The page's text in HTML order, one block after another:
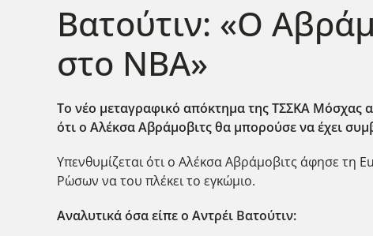
Βατούτιν: «Ο
στο NBA»
Το νέο μεταγραφικό απόκτημα της ΤΣΣΚΑ Μόσχας
ότι ο Αλέκσα Αβράμοβιτς θα μπορούσε να έχει
Υπενθυμίζεται ότι ο Αλέκσα Αβράμοβιτς άφησε τη
Ρ΄ωσων να του πλέκει το εγκώμιο.
Αναλυτικά όσα είπε ο Αντρέι Βατούτιν: